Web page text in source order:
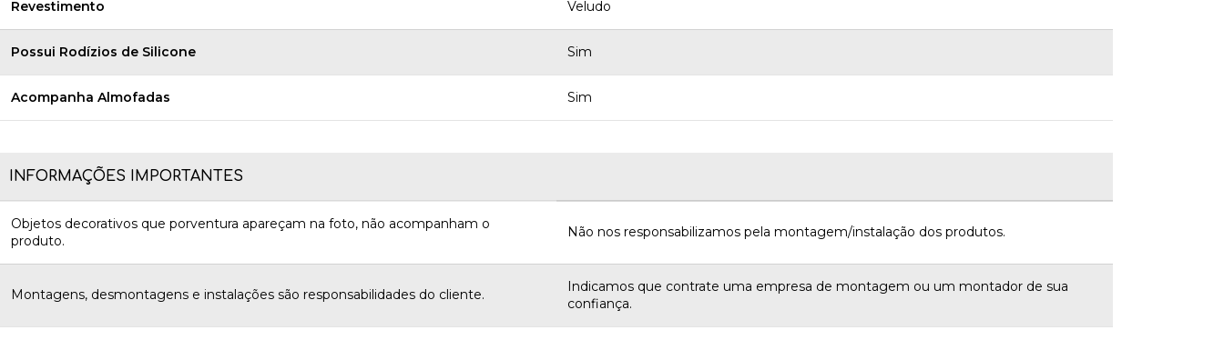
Revestimento Veludo
Possui Rodízios de Silicone Sim
Acompanha Almofadas Sim
INFORMAÇÕES IMPORTANTES
Objetos decorativos que porventura apareçam na foto, não acompanham o
produto.
Não nos responsabilizamos pela montagem/instalação dos produtos.
Montagens, desmontagens e instalações são responsabilidades do cliente.
Indicamos que contrate uma empresa de montagem ou um montador de sua
confiança.